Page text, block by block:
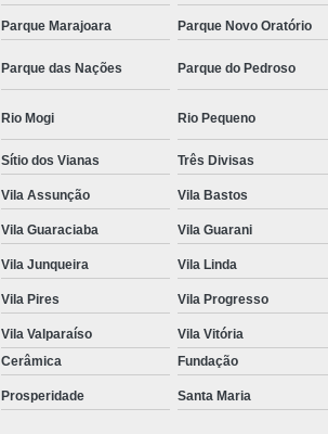
Parque Marajoara Parque Novo Oratório
Parque das Nações Parque do Pedroso
Rio Mogi Rio Pequeno
Sítio dos Vianas Três Divisas
Vila Assunção Vila Bastos
Vila Guaraciaba Vila Guarani
Vila Junqueira Vila Linda
Vila Pires Vila Progresso
Vila Valparaíso Vila Vitória
Cerâmica Fundação
Prosperidade Santa Maria